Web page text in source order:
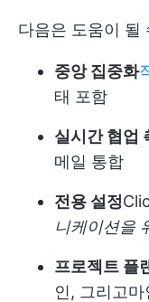
다음은 도움이 될
중앙 집중화
태 포함
실시간 협업
메일 통합
전용 설정
니케이션을
프로젝트 플
인, 그리고마